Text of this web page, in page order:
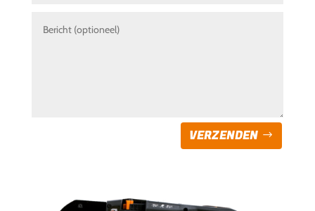
VERZENDEN